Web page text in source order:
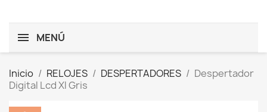
MENÚ
Inicio RELOJES DESPERTADORES
Despertador
Digital Lcd Xl Gris